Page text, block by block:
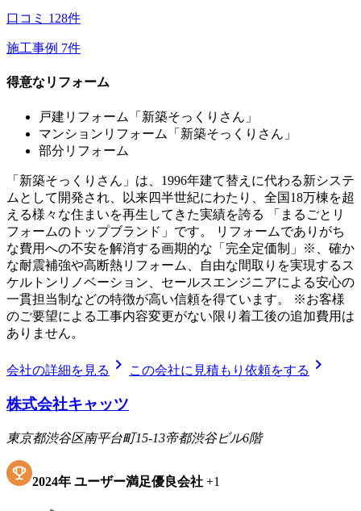
口コミ 128件
施工事例 7件
得意なリフォーム
戸建リフォーム「新築そっくりさん」
マンションリフォーム「新築そっくりさん」
部分リフォーム
「新築そっくりさん」は、1996年建て替えに代わる新システ
ムとして開発され、以来四半世紀にわたり、全国18万棟を超
える様々な住まいを再生してきた実績を誇る 「まるごとリ
フォームのトップブランド」です。 リフォームでありがち
な費用への不安を解消する画期的な「完全定価制」※、確か
な耐震補強や高断熱リフォーム、自由な間取りを実現するス
ケルトンリノベーション、セールスエンジニアによる安心の
一貫担当制などの特徴が高い信頼を得ています。 ※お客様
のご要望による工事内容変更がない限り着工後の追加費用は
ありません。
会社の詳細を見る chevron_right この会社に見積もり依頼をする chevron_right
株式会社キャッツ
東京都渋谷区南平台町15-13帝都渋谷ビル6階
2024年 ユーザー満足優良会社 +1